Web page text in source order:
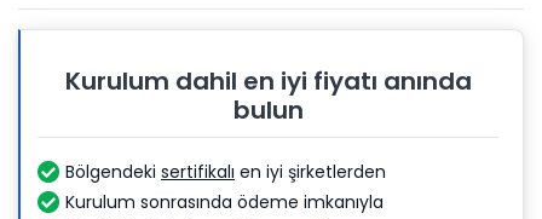
Kurulum dahil en iyi fiyatı anında
bulun
Bölgendeki sertifikalı en iyi şirketlerden
Kurulum sonrasında ödeme imkanıyla